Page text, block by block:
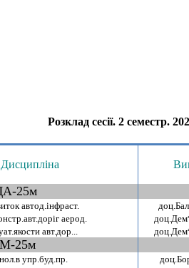
Розклад сесiї. 2 семестр.
25м
автод.iнфраст.
аерод.
авт.дор...
25м
упр.буд.пр.